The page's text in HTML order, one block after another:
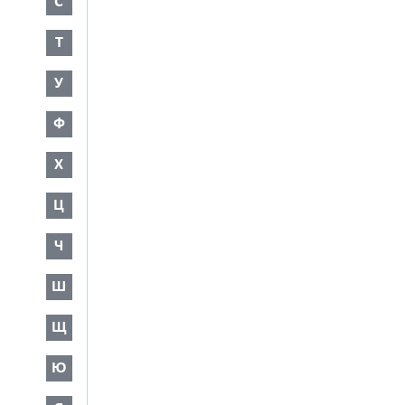
Т
У
Ф
Х
Ц
Ч
Ш
Щ
Ю